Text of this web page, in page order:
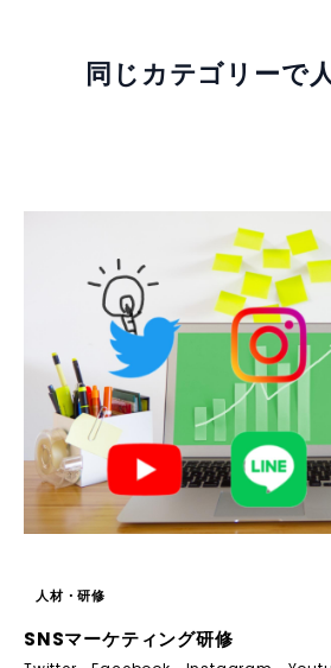
同じカテゴリーで
人材・研修
SNSマーケティング研修